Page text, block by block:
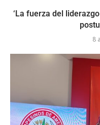
‘La fuerza del
8